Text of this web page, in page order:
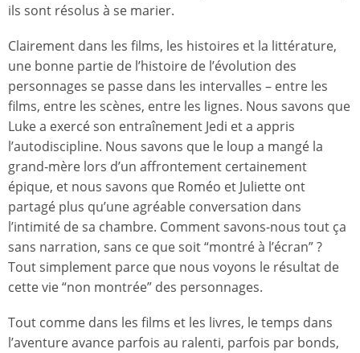
ils sont résolus à se marier.
Clairement dans les films, les histoires et la littérature,
une bonne partie de l’histoire de l’évolution des
personnages se passe dans les intervalles – entre les
films, entre les scènes, entre les lignes. Nous savons que
Luke a exercé son entraînement Jedi et a appris
l’autodiscipline. Nous savons que le loup a mangé la
grand-mère lors d’un affrontement certainement
épique, et nous savons que Roméo et Juliette ont
partagé plus qu’une agréable conversation dans
l’intimité de sa chambre. Comment savons-nous tout ça
sans narration, sans ce que soit “montré à l’écran” ?
Tout simplement parce que nous voyons le résultat de
cette vie “non montrée” des personnages.
Tout comme dans les films et les livres, le temps dans
l’aventure avance parfois au ralenti, parfois par bonds,